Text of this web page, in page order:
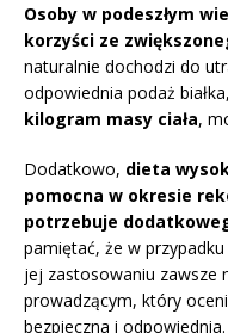
Osoby w podeszłym
korzyści ze
naturalnie dochodzi do
odpowiednia podaż
kilogram masy ciała,
Dodatkowo, dieta
pomocna w okresie
potrzebuje
pamiętać, że w
jej zastosowaniu zawsze
prowadzącym, który
bezpieczna i odpowiednia.